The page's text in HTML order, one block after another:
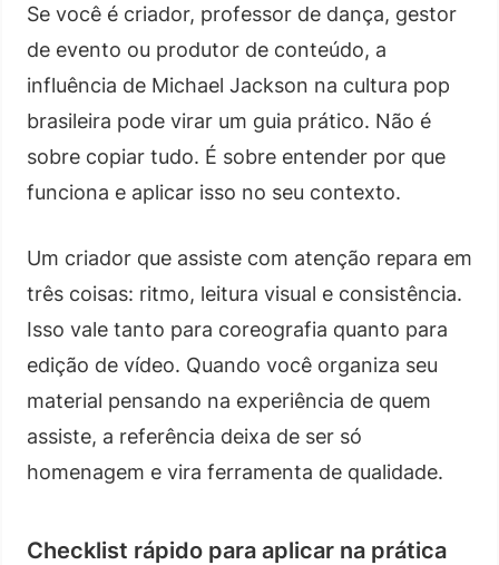
Se você é criador, professor de dança, gestor
de evento ou produtor de conteúdo, a
influência de Michael Jackson na cultura pop
brasileira pode virar um guia prático. Não é
sobre copiar tudo. É sobre entender por que
funciona e aplicar isso no seu contexto.
Um criador que assiste com atenção repara em
três coisas: ritmo, leitura visual e consistência.
Isso vale tanto para coreografia quanto para
edição de vídeo. Quando você organiza seu
material pensando na experiência de quem
assiste, a referência deixa de ser só
homenagem e vira ferramenta de qualidade.
Checklist rápido para aplicar na prática